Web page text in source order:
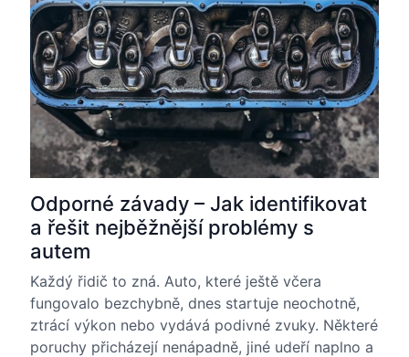
Odporné závady – Jak identifikovat
a řešit nejběžnější problémy s
autem
Každý řidič to zná. Auto, které ještě včera
fungovalo bezchybně, dnes startuje neochotně,
ztrácí výkon nebo vydává podivné zvuky. Některé
poruchy přicházejí nenápadně, jiné udeří naplno a